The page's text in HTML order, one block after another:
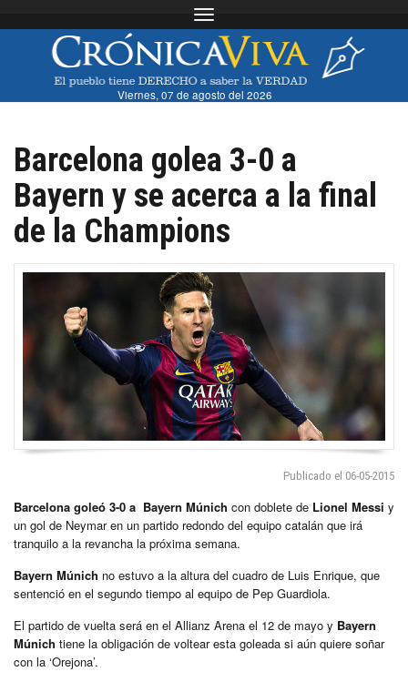
Toggle navigation
Viernes, 07 de agosto del 2026
Barcelona golea 3-0 a
Bayern y se acerca a la final
de la Champions
Publicado el 06-05-2015
Barcelona goleó 3-0 a Bayern Múnich con doblete de Lionel Messi y
un gol de Neymar en un partido redondo del equipo catalán que irá
tranquilo a la revancha la próxima semana.
Bayern Múnich no estuvo a la altura del cuadro de Luis Enrique, que
sentenció en el segundo tiempo al equipo de Pep Guardiola.
El partido de vuelta será en el Allianz Arena el 12 de mayo y Bayern
Múnich tiene la obligación de voltear esta goleada si aún quiere soñar
con la ‘Orejona’.